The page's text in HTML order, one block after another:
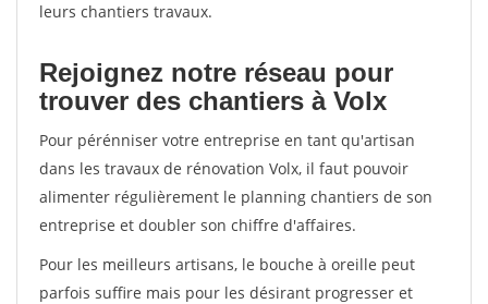
leurs chantiers travaux.
Rejoignez notre réseau pour
trouver des chantiers à Volx
Pour pérénniser votre entreprise en tant qu'artisan
dans les travaux de rénovation Volx, il faut pouvoir
alimenter régulièrement le planning chantiers de son
entreprise et doubler son chiffre d'affaires.
Pour les meilleurs artisans, le bouche à oreille peut
parfois suffire mais pour les désirant progresser et